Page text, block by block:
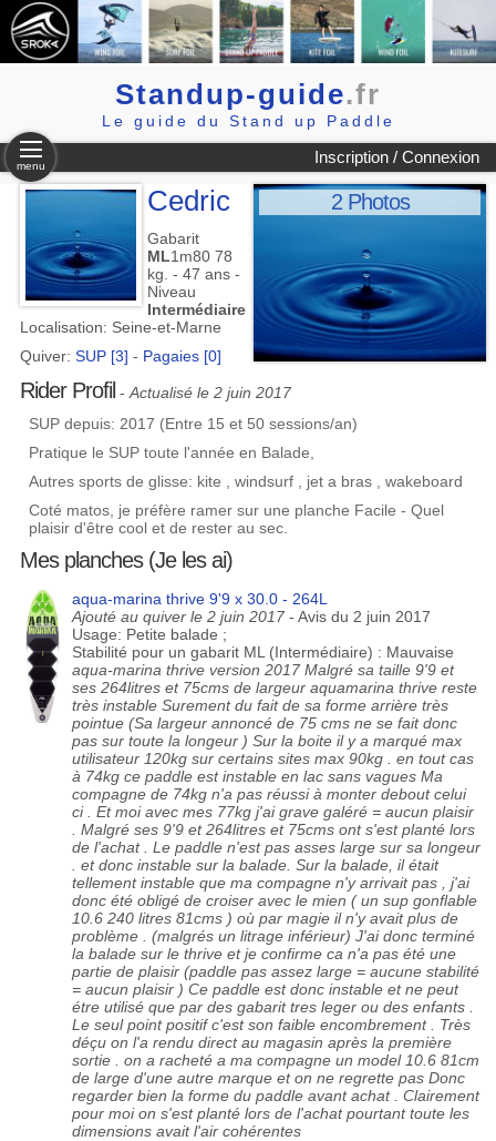
Standup-guide.fr
Le guide du Stand up Paddle
Inscription / Connexion
menu
2 Photos
Cedric
Gabarit
ML1m80 78
kg. - 47 ans -
Niveau
Intermédiaire
Localisation: Seine-et-Marne
Quiver: SUP [3] - Pagaies [0]
Rider Profil - Actualisé le 2 juin 2017
SUP depuis: 2017 (Entre 15 et 50 sessions/an)
Pratique le SUP toute l'année en Balade,
Autres sports de glisse: kite , windsurf , jet a bras , wakeboard
Coté matos, je préfère ramer sur une planche Facile - Quel
plaisir d'être cool et de rester au sec.
Mes planches (Je les ai)
aqua-marina thrive 9'9 x 30.0 - 264L
Ajouté au quiver le 2 juin 2017 - Avis du 2 juin 2017
Usage: Petite balade ;
Stabilité pour un gabarit ML (Intermédiaire) : Mauvaise
aqua-marina thrive version 2017 Malgré sa taille 9'9 et
ses 264litres et 75cms de largeur aquamarina thrive reste
très instable Surement du fait de sa forme arrière très
pointue (Sa largeur annoncé de 75 cms ne se fait donc
pas sur toute la longeur ) Sur la boite il y a marqué max
utilisateur 120kg sur certains sites max 90kg . en tout cas
à 74kg ce paddle est instable en lac sans vagues Ma
compagne de 74kg n'a pas réussi à monter debout celui
ci . Et moi avec mes 77kg j'ai grave galéré = aucun plaisir
. Malgré ses 9'9 et 264litres et 75cms ont s'est planté lors
de l'achat . Le paddle n'est pas asses large sur sa longeur
. et donc instable sur la balade. Sur la balade, il était
tellement instable que ma compagne n'y arrivait pas , j'ai
donc été obligé de croiser avec le mien ( un sup gonflable
10.6 240 litres 81cms ) où par magie il n'y avait plus de
problème . (malgrés un litrage inférieur) J'ai donc terminé
la balade sur le thrive et je confirme ca n'a pas été une
partie de plaisir (paddle pas assez large = aucune stabilité
= aucun plaisir ) Ce paddle est donc instable et ne peut
étre utilisé que par des gabarit tres leger ou des enfants .
Le seul point positif c'est son faible encombrement . Très
déçu on l'a rendu direct au magasin après la première
sortie . on a racheté a ma compagne un model 10.6 81cm
de large d'une autre marque et on ne regrette pas Donc
regarder bien la forme du paddle avant achat . Clairement
pour moi on s'est planté lors de l'achat pourtant toute les
dimensions avait l'air cohérentes